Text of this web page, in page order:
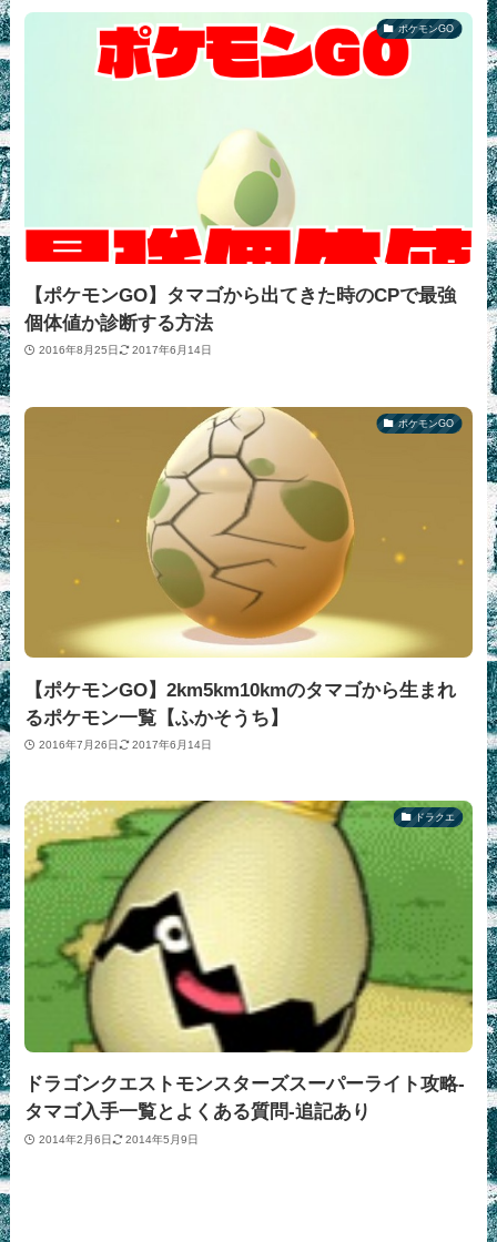
ポケモンGO
【ポケモンGO】タマゴから出てきた時のCPで最強
個体値か診断する方法
2016年8月25日 2017年6月14日
ポケモンGO
【ポケモンGO】2km5km10kmのタマゴから生まれ
るポケモン一覧【ふかそうち】
2016年7月26日 2017年6月14日
ドラクエ
ドラゴンクエストモンスターズスーパーライト攻略-
タマゴ入手一覧とよくある質問-追記あり
2014年2月6日 2014年5月9日